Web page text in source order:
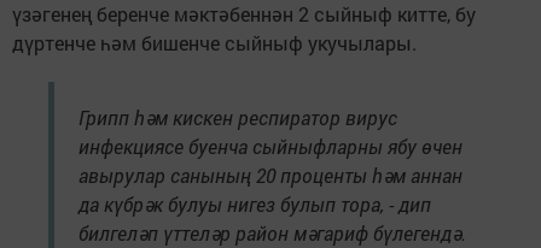
үзәгенең беренче мәктәбеннән 2 сыйныф китте, бу
дүртенче һәм бишенче сыйныф укучылары.
Грипп һәм кискен респиратор вирус
инфекциясе буенча сыйныфларны ябу өчен
авырулар санының 20 проценты һәм аннан
да күбрәк булуы нигез булып тора, - дип
билгеләп үттеләр район мәгариф бүлегендә.